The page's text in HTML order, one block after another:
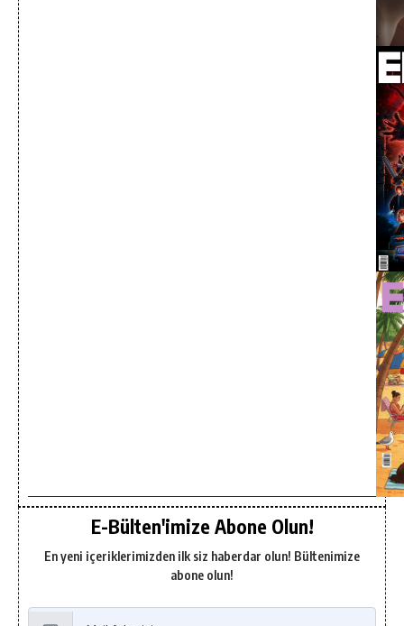
E-Bülten'imize Abone Olun!
En yeni içeriklerimizden ilk siz haberdar olun! Bültenimize
abone olun!